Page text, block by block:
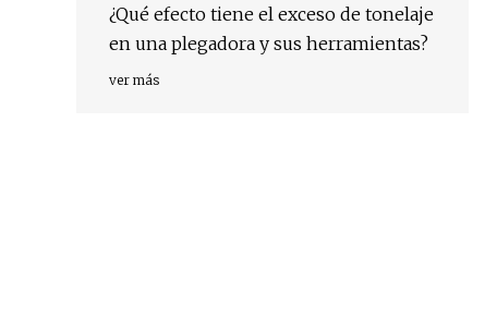
¿Qué efecto tiene el exceso de tonelaje
en una plegadora y sus herramientas?
ver más